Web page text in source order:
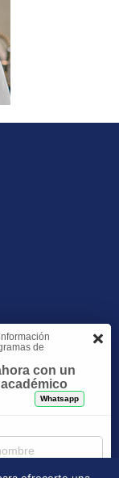
de
con un
Whatsapp